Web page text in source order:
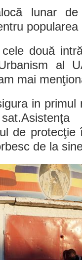
lunar
două
al
mai
in primul
de protecţie
de la